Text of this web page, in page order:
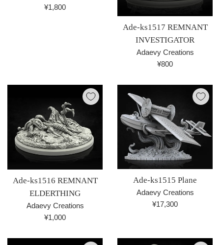
通
¥1,800
Ade-ks1517 REMNANT
INVESTIGATOR
Adaevy Creations
通
価
¥800
Ade-ks1516 REMNANT
ELDERTHING
Adaevy Creations
通
価
¥1,000
Ade-ks1515 Plane
Adaevy Creations
通
格
¥17,300